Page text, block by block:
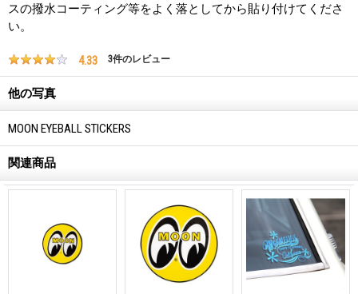
スの撥水コーティング等をよく落としてから貼り付けてくださ
い。
4.33 3件のレビュー
他の写真
MOON EYEBALL STICKERS
関連商品